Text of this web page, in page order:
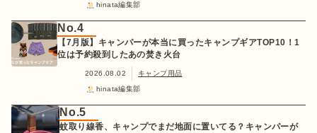
hinata編集部
No.4
【7月版】キャンパーが本当に買ったキャンプギアTOP10！1
位は予約殺到したあの焚き火台
2026.08.02
キャンプ用品
hinata編集部
No.5
蚊取り線香、キャンプでまだ地面に置いてる？キャンパーが